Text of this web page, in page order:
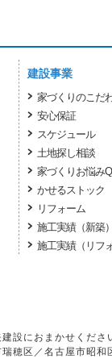
建設事業
家づくりのこだ
安心保証
スケジュール
土地探し相談
家づくりお悩み
かせるストック
リフォーム
施工実績（新築
施工実績（リフ
設におまかせくださ
穂区／名古屋市昭